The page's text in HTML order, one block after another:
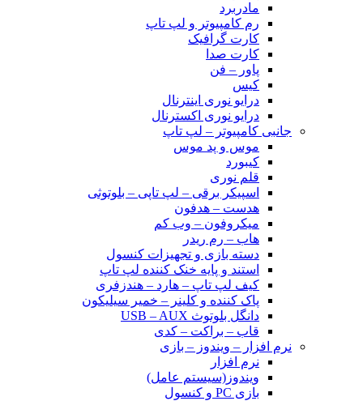
مادربرد
رم کامپیوتر و لپ تاپ
کارت گرافیک
کارت صدا
پاور – فن
کیس
درایو نوری اینترنال
درایو نوری اکسترنال
جانبی کامپیوتر – لپ تاپ
موس و پد موس
کیبورد
قلم نوری
اسپیکر برقی – لپ تاپی – بلوتوثی
هدست – هدفون
میکروفون – وب کم
هاب – رم ریدر
دسته بازی و تجهیزات کنسول
استند و پایه خنک کننده لپ تاپ
کیف لپ تاپ – هارد – هندزفری
پاک کننده و کلینر – خمیر سیلیکون
دانگل بلوتوث USB – AUX
قاب – براکت – کدی
نرم افزار – ویندوز – بازی
نرم افزار
ویندوز(سیستم عامل)
بازی PC و کنسول